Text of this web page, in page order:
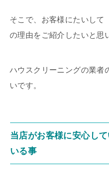
そこで、お客様にたいして
の理由をご紹介したいと思
ハウスクリーニングの業者
いです。
当店がお客様に安心し
いる事